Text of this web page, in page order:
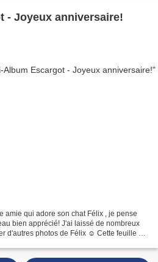
- Joyeux anniversaire!
amie qui adore son chat Félix , je pense
bien apprécié! J'ai laissé de nombreux
d'autres photos de Félix ☺ Cette feuille de